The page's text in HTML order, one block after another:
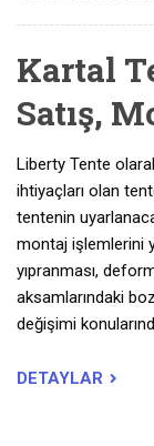
Kartal
Satış,
Liberty Tente
ihtiyaçları olan
tentenin
montaj işlemlerini
yıpranması,
aksamlarındaki
değişimi
DETAYLAR